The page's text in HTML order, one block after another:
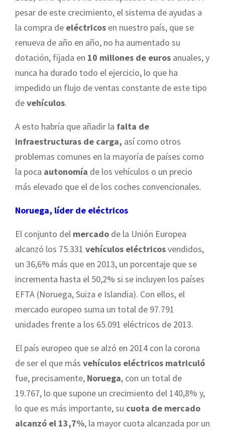
pesar de este crecimiento, el sistema de ayudas a
la compra de eléctricos en nuestro país, que se
renueva de año en año, no ha aumentado su
dotación, fijada en 10 millones de euros anuales, y
nunca ha durado todo el ejercicio, lo que ha
impedido un flujo de ventas constante de este tipo
devehículos.
A esto habría que añadir la falta de
infraestructuras de carga, así como otros
problemas comunes en la mayoría de países como
la poca autonomía de los vehículos o un precio
más elevado que el de los coches convencionales.
Noruega, líder de eléctricos
El conjunto del mercado de la Unión Europea
alcanzó los 75.331 vehículos eléctricosvendidos,
un 36,6% más que en 2013, un porcentaje que se
incrementa hasta el 50,2% si se incluyen los países
EFTA (Noruega, Suiza e Islandia). Con ellos, el
mercado europeo suma un total de 97.791
unidades frente a los 65.091 eléctricos de 2013.
El país europeo que se alzó en 2014 con la corona
de ser el que más vehículos eléctricos matriculó
fue, precisamente, Noruega, con un total de
19.767, lo que supone un crecimiento del 140,8% y,
lo que es más importante, su cuota de mercado
alcanzó el 13,7%, la mayor cuota alcanzada por un